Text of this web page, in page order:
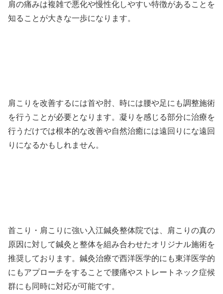
肩の痛みは複雑で悪化や慢性化しやすい特徴があることを
知ることが大きな一歩になります。
肩こりを改善するには首や肘、時には腰や足にも調整施術
を行うことが必要となります。凝りを感じる部分に治療を
行うだけでは根本的な改善や自然治癒には遠回りにな遠回
りになるかもしれません。
首こり・肩こりに強い入江鍼灸整体院では、肩こりの真の
原因に対して鍼灸と整体を組み合わせたオリジナル施術を
推奨しております。鍼灸治療で西洋医学的にも東洋医学的
にもアプローチをすることで腰痛やストレートネック症候
群にも同時に対応が可能です。